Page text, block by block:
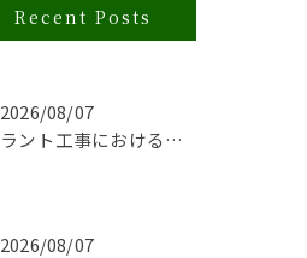
Recent Posts
2026/08/07
プラント工事における足場工事の安全対策と施工の重要性
2026/08/07